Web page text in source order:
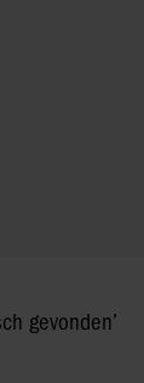
gevonden’